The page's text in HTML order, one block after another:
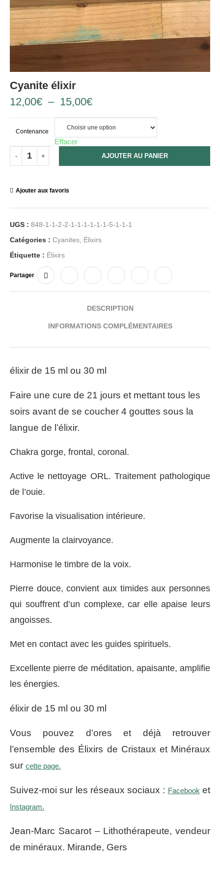
Cyanite élixir
12,00€ – 15,00€
Contenance
Effacer
AJOUTER AU PANIER
Ajouter aux favoris
UGS : 848-1-1-2-2-1-1-1-1-1-1-5-1-1-1
Catégories : Cyanites Élixirs
Étiquette : Élixirs
Partager
DESCRIPTION
INFORMATIONS COMPLÉMENTAIRES
élixir de 15 ml ou 30 ml
Faire une cure de 21 jours et mettant tous les
soirs avant de se coucher 4 gouttes sous la
langue de l’élixir.
Chakra gorge, frontal, coronal.
Active le nettoyage ORL. Traitement pathologique
de l’ouie.
Favorise la visualisation intérieure.
Augmente la clairvoyance.
Harmonise le timbre de la voix.
Pierre douce, convient aux timides aux personnes
qui souffrent d’un complexe, car elle apaise leurs
angoisses.
Met en contact avec les guides spirituels.
Excellente pierre de méditation, apaisante, amplifie
les énergies.
élixir de 15 ml ou 30 ml
Vous pouvez d’ores et déjà retrouver
l’ensemble des Élixirs de Cristaux et Minéraux
sur cette page.
Suivez-moi sur les réseaux sociaux : Facebook et
Instagram.
Jean-Marc Sacarot – Lithothérapeute, vendeur
de minéraux. Mirande, Gers